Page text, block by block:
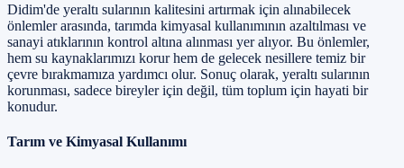
Didim'de yeraltı sularının kalitesini artırmak için alınabilecek
önlemler arasında, tarımda kimyasal kullanımının azaltılması ve
sanayi atıklarının kontrol altına alınması yer alıyor. Bu önlemler,
hem su kaynaklarımızı korur hem de gelecek nesillere temiz bir
çevre bırakmamıza yardımcı olur. Sonuç olarak, yeraltı sularının
korunması, sadece bireyler için değil, tüm toplum için hayati bir
konudur.
Tarım ve Kimyasal Kullanımı